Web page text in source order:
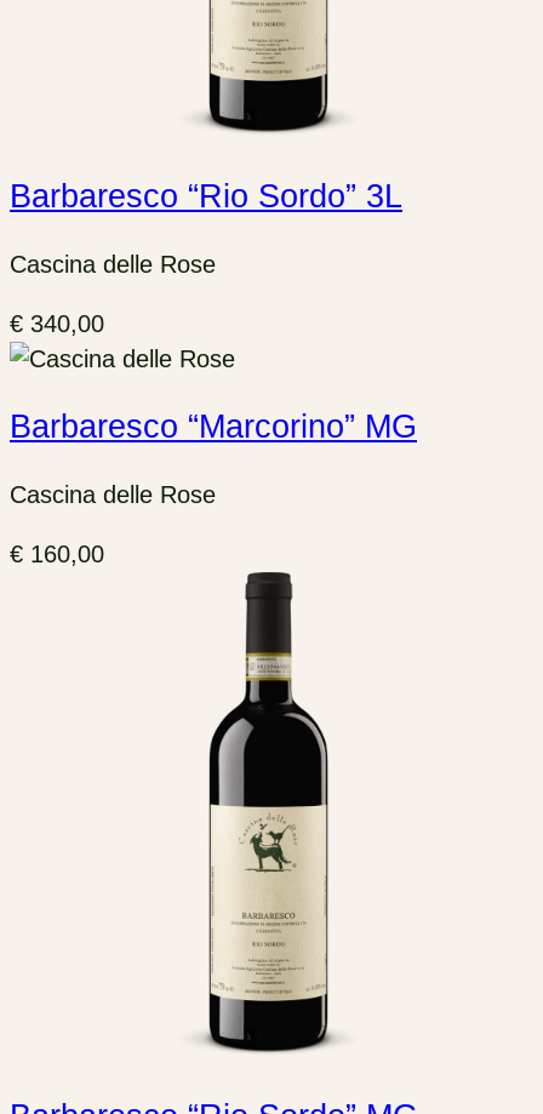
Barbaresco “Rio Sordo” 3L
Cascina delle Rose
€ 340,00
Barbaresco “Marcorino” MG
Cascina delle Rose
€ 160,00